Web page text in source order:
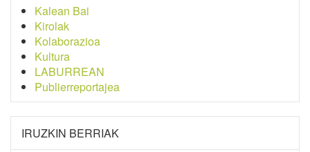
Kalean Bai
Kirolak
Kolaborazioa
Kultura
LABURREAN
Publierreportajea
IRUZKIN BERRIAK